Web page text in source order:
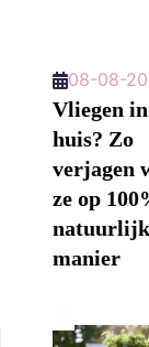
08-08-
Vliegen in
huis? Zo
verjagen
ze op
manier